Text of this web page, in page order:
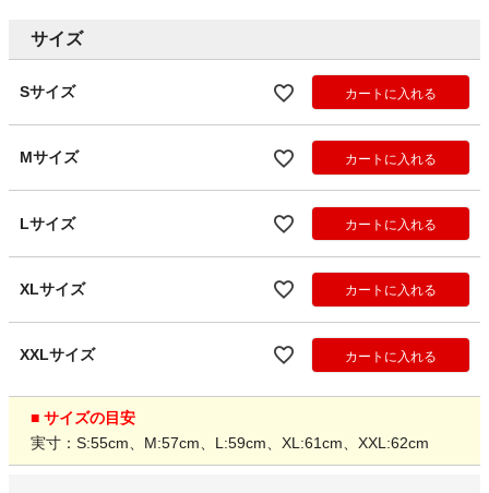
サイズ
Sサイズ カートに入れる
Mサイズ カートに入れる
Lサイズ カートに入れる
XLサイズ カートに入れる
XXLサイズ カートに入れる
■ サイズの目安
実寸：S:55cm、M:57cm、L:59cm、XL:61cm、XXL:62cm